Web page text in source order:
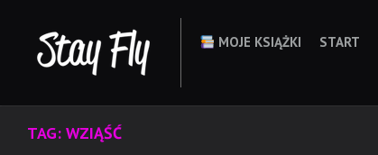
content
MOJE KSIĄŻKI START
TAG: WZIĄŚĆ